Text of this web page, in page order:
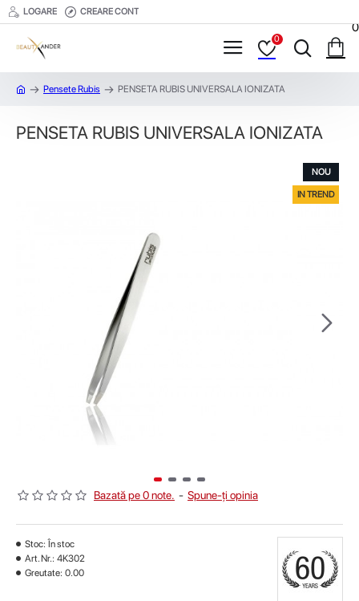
LOGARE CREARE CONT
0
0
Pensete Rubis PENSETA RUBIS UNIVERSALA IONIZATA
PENSETA RUBIS UNIVERSALA IONIZATA
NOU
IN TREND
Bazată pe 0 note. - Spune-ţi opinia
Stoc: În stoc
Art. Nr.: 4K302
Greutate: 0.00